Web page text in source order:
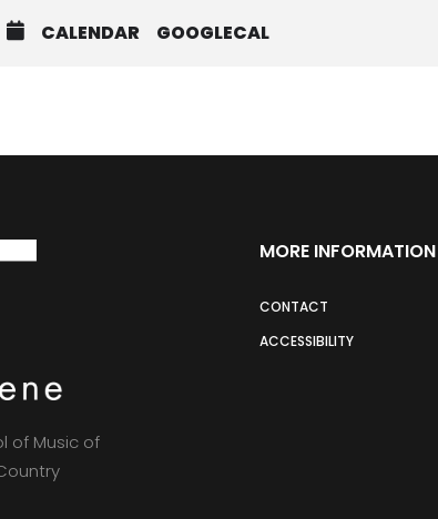
CALENDAR GOOGLECAL
of Music of
MORE INFORMATION
CONTACT
ACCESSIBILITY